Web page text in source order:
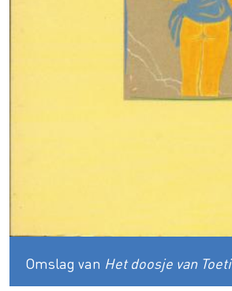
Omslag van Het doosje van Toeti